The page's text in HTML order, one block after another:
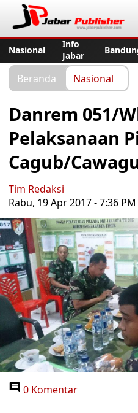
Nasional
Info
Jabar
Beranda Nasional
Danrem 051/
Pelaksanaan
Cagub/
Tim Redaksi
Rabu, 19 Apr 2017 - 7:36 PM
0 Komentar